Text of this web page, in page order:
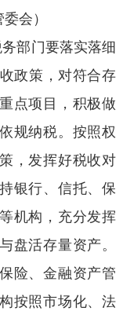
会）
部门要落实落细
政策，对符合存
点项目，积极做
规纳税。按照权
，发挥好税收对
银行、信托、保
机构，充分发挥
盘活存量资产。
险、金融资产管
按照市场化、法